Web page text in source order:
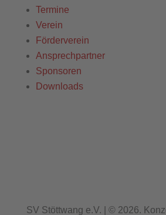
Termine
Verein
Förderverein
Ansprechpartner
Sponsoren
Downloads
SV Stöttwang e.V. | © 2026.